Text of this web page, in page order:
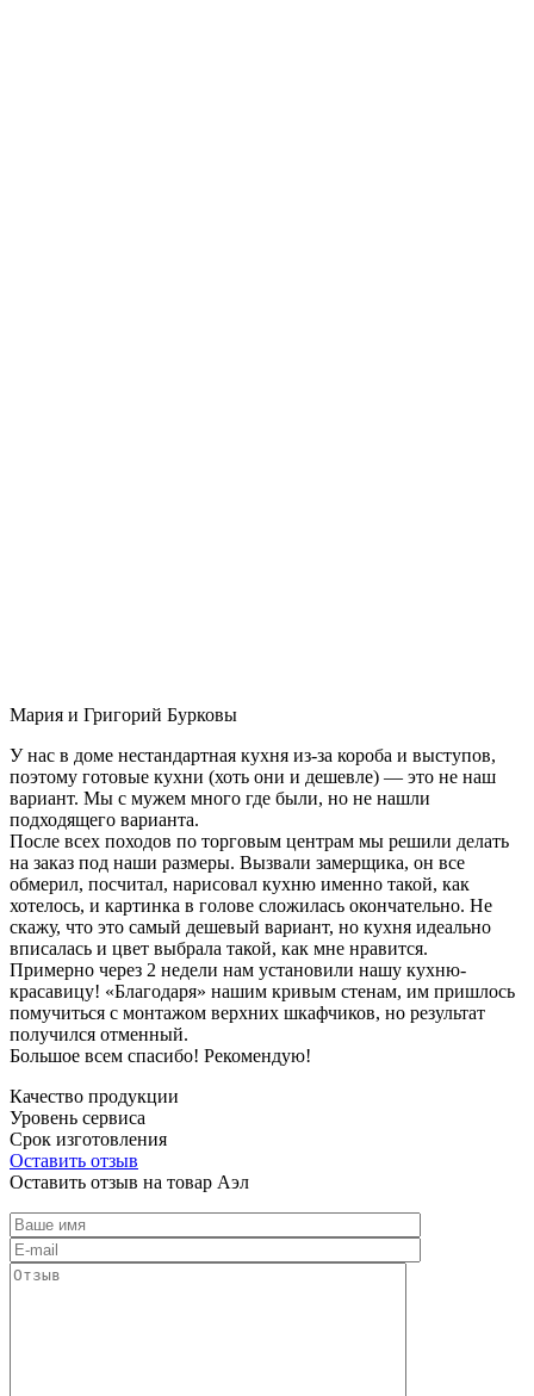
Мария и Григорий Бурковы
У нас в доме нестандартная кухня из-за короба и выступов,
поэтому готовые кухни (хоть они и дешевле) — это не наш
вариант. Мы с мужем много где были, но не нашли
подходящего варианта.
После всех походов по торговым центрам мы решили делать
на заказ под наши размеры. Вызвали замерщика, он все
обмерил, посчитал, нарисовал кухню именно такой, как
хотелось, и картинка в голове сложилась окончательно. Не
скажу, что это самый дешевый вариант, но кухня идеально
вписалась и цвет выбрала такой, как мне нравится.
Примерно через 2 недели нам установили нашу кухню-
красавицу! «Благодаря» нашим кривым стенам, им пришлось
помучиться с монтажом верхних шкафчиков, но результат
получился отменный.
Большое всем спасибо! Рекомендую!
Качество продукции
Уровень сервиса
Срок изготовления
Оставить отзыв
Оставить отзыв на товар Аэл